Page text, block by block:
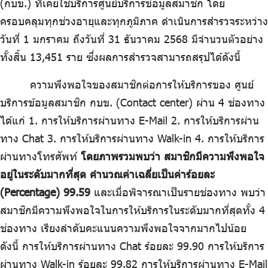
(กบข.) ที่เคยใช้บริการศูนย์บริการข้อมูลสมาชิก โดย
ครอบคลุมทุกช่วงอายุและทุกภูมิภาค ดำเนินการสำรวจระหว่าง
วันที่ 1 มกราคม ถึงวันที่ 31 ธันวาคม 2568 มีจำนวนตัวอย่าง
ทั้งสิ้น 13,451 ราย ซึ่งผลการสำรวจสามารถสรุปได้ดังนี้
ความพึงพอใจของสมาชิกต่อการให้บริการของ ศูนย์
บริการข้อมูลสมาชิก กบข. (Contact center) ผ่าน 4 ช่องทาง
ได้แก่ 1. การให้บริการผ่านทาง E-Mail 2. การให้บริการผ่าน
ทาง Chat 3. การให้บริการผ่านทาง Walk-in 4. การให้บริการ
ผ่านทางโทรศัพท์ โดยภาพรวมพบว่า สมาชิกมีความพึงพอใจ
อยู่ในระดับมากที่สุด คำนวณค่าเฉลี่ยเป็นค่าร้อยละ
(Percentage) 99.59 และเมื่อพิจารณาเป็นรายช่องทาง พบว่า
สมาชิกมีความพึงพอใจในการให้บริการในระดับมากที่สุดทั้ง 4
ช่องทาง เรียงลำดับคะแนนความพึงพอใจจากมากไปน้อย
ดังนี้ การให้บริการผ่านทาง Chat ร้อยละ 99.90 การให้บริการ
ผ่านทาง Walk-in ร้อยละ 99.82 การให้บริการผ่านทาง E-Mail